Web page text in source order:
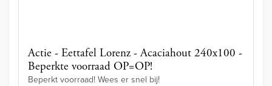
Actie - Eettafel Lorenz - Acaciahout 240x100 -
Beperkte voorraad OP=OP!
Beperkt voorraad! Wees er snel bij!